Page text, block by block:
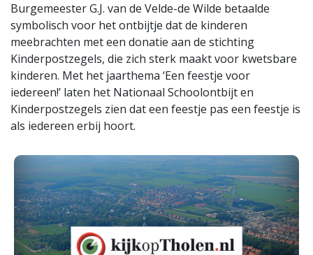
Burgemeester G.J. van de Velde-de Wilde betaalde
symbolisch voor het ontbijtje dat de kinderen
meebrachten met een donatie aan de stichting
Kinderpostzegels, die zich sterk maakt voor kwetsbare
kinderen. Met het jaarthema ‘Een feestje voor
iedereen!’ laten het Nationaal Schoolontbijt en
Kinderpostzegels zien dat een feestje pas een feestje is
als iedereen erbij hoort.